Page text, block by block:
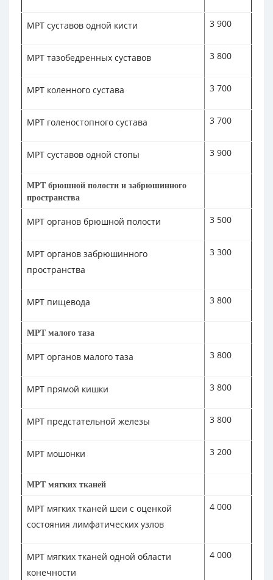
МРТ суставов одной кисти 3 900
МРТ тазобедренных суставов 3 800
МРТ коленного сустава 3 700
МРТ голеностопного сустава 3 700
МРТ суставов одной стопы 3 900
МРТ брюшной полости и забрюшинного
пространства
МРТ органов брюшной полости 3 500
МРТ органов забрюшинного
пространства
3 300
МРТ пищевода 3 800
МРТ малого таза
МРТ органов малого таза 3 800
МРТ прямой кишки 3 800
МРТ предстательной железы 3 800
МРТ мошонки 3 200
МРТ мягких тканей
МРТ мягких тканей шеи с оценкой
состояния лимфатических узлов
4 000
МРТ мягких тканей одной области
конечности
4 000